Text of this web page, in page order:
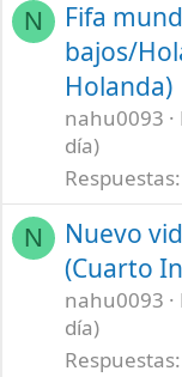
N
Fifa
bajos/
Holanda)
nahu0093
día)
Respuestas
N
Nuevo
(Cuarto
nahu0093
día)
Respuestas